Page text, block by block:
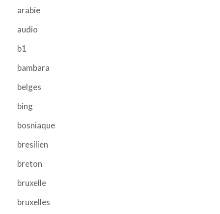
arabie
audio
b1
bambara
belges
bing
bosniaque
bresilien
breton
bruxelle
bruxelles